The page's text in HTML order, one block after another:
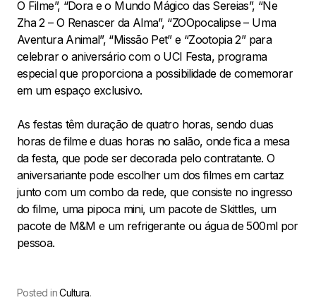
O Filme”, “Dora e o Mundo Mágico das Sereias”, “Ne
Zha 2 – O Renascer da Alma”, “ZOOpocalipse – Uma
Aventura Animal”, “Missão Pet” e “Zootopia 2” para
celebrar o aniversário com o UCI Festa, programa
especial que proporciona a possibilidade de comemorar
em um espaço exclusivo.
As festas têm duração de quatro horas, sendo duas
horas de filme e duas horas no salão, onde fica a mesa
da festa, que pode ser decorada pelo contratante. O
aniversariante pode escolher um dos filmes em cartaz
junto com um combo da rede, que consiste no ingresso
do filme, uma pipoca mini, um pacote de Skittles, um
pacote de M&M e um refrigerante ou água de 500ml por
pessoa.
Posted inCultura.